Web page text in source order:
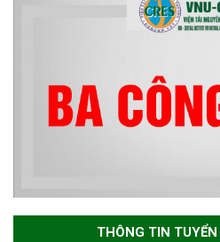
NĂM
THƯ
NĂM
VIỆN
THÔNG TIN